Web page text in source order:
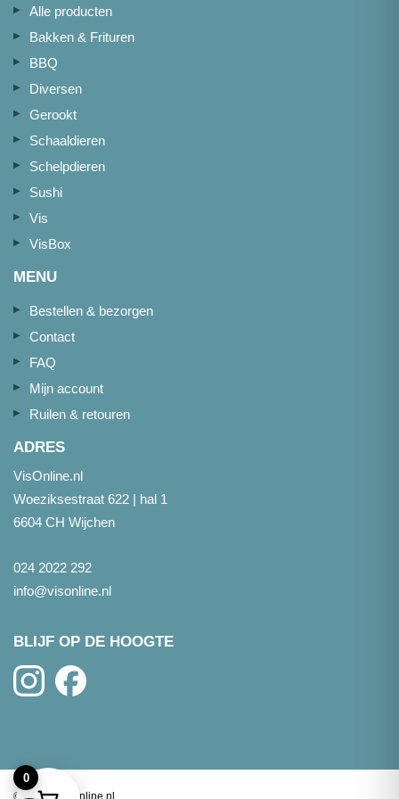
Alle producten
Bakken & Frituren
BBQ
Diversen
Gerookt
Schaaldieren
Schelpdieren
Sushi
Vis
VisBox
MENU
Bestellen & bezorgen
Contact
FAQ
Mijn account
Ruilen & retouren
ADRES
VisOnline.nl
Woeziksestraat 622 | hal 1
6604 CH Wijchen
024 2022 292
info@visonline.nl
BLIJF OP DE HOOGTE
© 2026- Visonline.nl
0